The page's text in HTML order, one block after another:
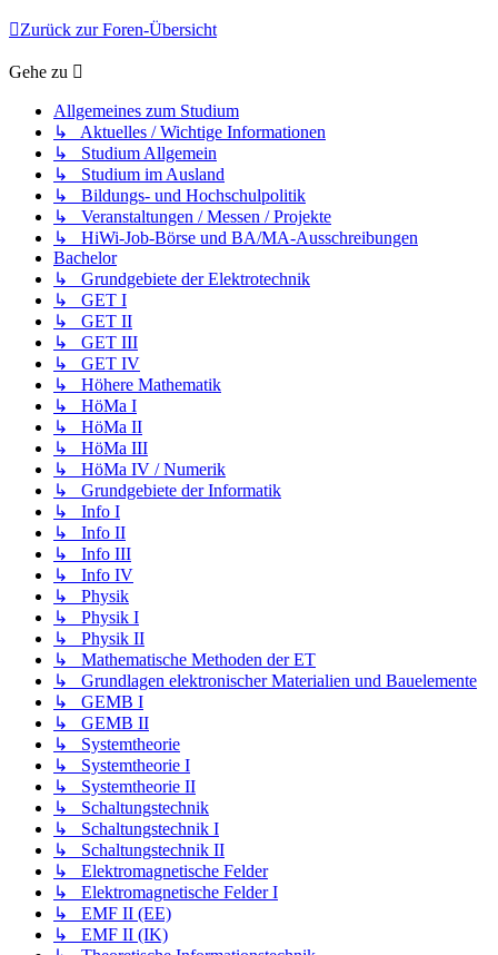
Zurück zur Foren-Übersicht
Gehe zu
Allgemeines zum Studium
↳ Aktuelles / Wichtige Informationen
↳ Studium Allgemein
↳ Studium im Ausland
↳ Bildungs- und Hochschulpolitik
↳ Veranstaltungen / Messen / Projekte
↳ HiWi-Job-Börse und BA/MA-Ausschreibungen
Bachelor
↳ Grundgebiete der Elektrotechnik
↳ GET I
↳ GET II
↳ GET III
↳ GET IV
↳ Höhere Mathematik
↳ HöMa I
↳ HöMa II
↳ HöMa III
↳ HöMa IV / Numerik
↳ Grundgebiete der Informatik
↳ Info I
↳ Info II
↳ Info III
↳ Info IV
↳ Physik
↳ Physik I
↳ Physik II
↳ Mathematische Methoden der ET
↳ Grundlagen elektronischer Materialien und Bauelemente
↳ GEMB I
↳ GEMB II
↳ Systemtheorie
↳ Systemtheorie I
↳ Systemtheorie II
↳ Schaltungstechnik
↳ Schaltungstechnik I
↳ Schaltungstechnik II
↳ Elektromagnetische Felder
↳ Elektromagnetische Felder I
↳ EMF II (EE)
↳ EMF II (IK)